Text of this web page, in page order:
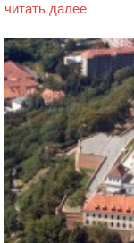
читать далее